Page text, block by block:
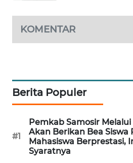
KOMENTAR
Berita Populer
#1
Pemkab Samosir
Akan Berikan Bea Siswa
Mahasiswa Berprestasi,
Syaratnya